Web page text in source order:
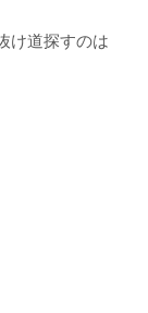
け道探すのは